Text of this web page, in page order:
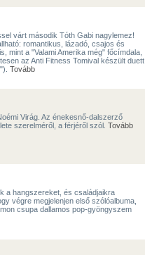
várt második Tóth Gabi nagylemez!
romantikus, lázadó, csajos és
mint a "Valami Amerika még" főcímdala,
az Anti Fitness Tomival készült duett
Tovább
Virág. Az énekesnő-dalszerző
szerelméről, a férjéről szól. Tovább
a hangszereket, és családjaikra
végre megjelenjen első szólóalbuma,
csupa dallamos pop-gyöngyszem